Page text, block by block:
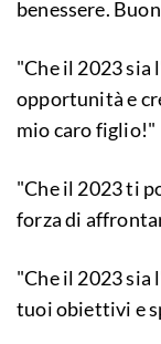
benessere.
"Che il 2023 sia
opportunità e
mio caro figlio!"
"Che il 2023 ti
forza di
"Che il 2023 sia
tuoi obiettivi e